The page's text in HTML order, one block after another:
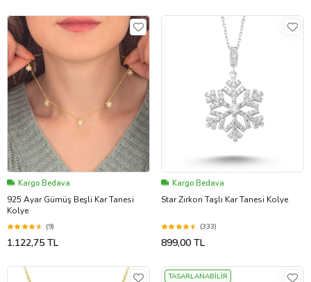
Sevgiliye Kız Kardeşe Arkadaşa
Kargo Bedava
925 Ayar Gümüş Beşli Kar Tanesi
Kolye
(9)
1.122,75 TL
Kargo Bedava
Star Zirkon Taşlı Kar Tanesi Kolye
(333)
899,00 TL
TASARLANABİLİR